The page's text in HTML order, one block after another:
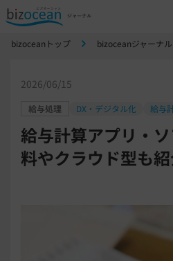
bizoceanトップ bizoceanジャーナ
2026/06/15
給与処理 DX・デジタル化 給与
給与計算アプリ・
料やクラウド型も